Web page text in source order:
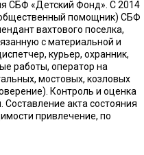
СБФ «Детский Фонд». С 2014
помощник) СБФ
вахтового поселка,
с материальной и
курьер, охранник,
работы, оператор на
мостовых, козловых
Контроль и оценка
акта состояния
привлечение, по